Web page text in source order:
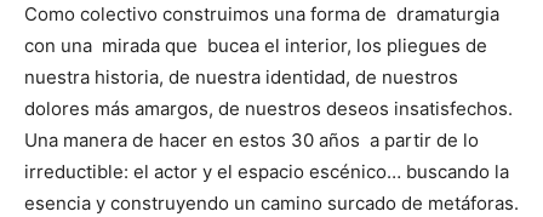
Como colectivo construimos una forma de dramaturgia
con una mirada que bucea el interior, los pliegues de
nuestra historia, de nuestra identidad, de nuestros
dolores más amargos, de nuestros deseos insatisfechos.
Una manera de hacer en estos 30 años a partir de lo
irreductible: el actor y el espacio escénico… buscando la
esencia y construyendo un camino surcado de metáforas.